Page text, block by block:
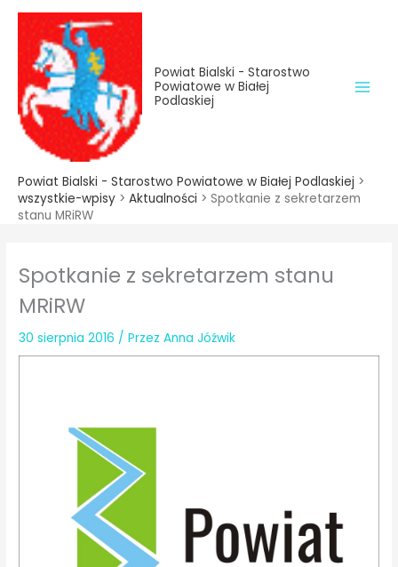
treści
Przejdź
treści
Powiat Bialski - Starostwo
Powiatowe w Białej
Podlaskiej
Powiat Bialski - Starostwo Powiatowe w Białej Podlaskiej >
wszystkie-wpisy > Aktualności > Spotkanie z sekretarzem
stanu MRiRW
Spotkanie z sekretarzem stanu
MRiRW
30 sierpnia 2016 / PrzezAnna Jóźwik